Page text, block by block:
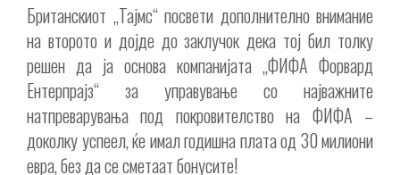
Британскиот „Тајмс“ посвети дополнително внимание
на второто и дојде до заклучок дека тој бил толку
решен да ја основа компанијата „ФИФА Форвард
Ентерпрајз“ за управување со најважните
натпреварувања под покровителство на ФИФА –
доколку успеел, ќе имал годишна плата од 30 милиони
евра, без да се сметаат бонусите!